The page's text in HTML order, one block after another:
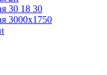
30 18 30
3000х1750